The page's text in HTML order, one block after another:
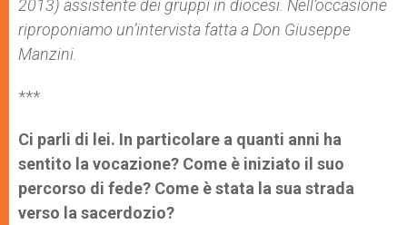
2013) assistente dei gruppi in diocesi. Nell’occasione
riproponiamo un’intervista fatta a Don Giuseppe
Manzini.
***
Ci parli di lei. In particolare a quanti anni ha
sentito la vocazione? Come è iniziato il suo
percorso di fede? Come è stata la sua strada
verso la sacerdozio?